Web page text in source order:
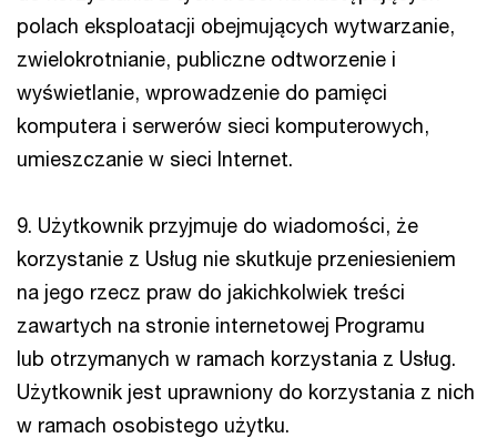
polach eksploatacji obejmujących wytwarzanie,
zwielokrotnianie, publiczne odtworzenie i
wyświetlanie, wprowadzenie do pamięci
komputera i serwerów sieci komputerowych,
umieszczanie w sieci Internet.
9. Użytkownik przyjmuje do wiadomości, że
korzystanie z Usług nie skutkuje przeniesieniem
na jego rzecz praw do jakichkolwiek treści
zawartych na stronie internetowej Programu
lub otrzymanych w ramach korzystania z Usług.
Użytkownik jest uprawniony do korzystania z nich
w ramach osobistego użytku.